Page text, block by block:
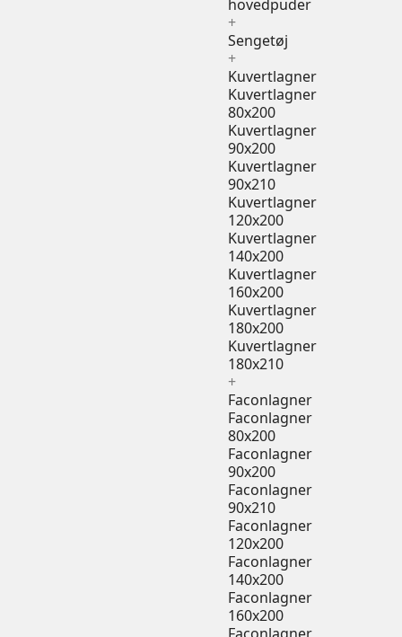
hovedpuder
+
Sengetøj
+
Kuvertlagner
Kuvertlagner
80x200
Kuvertlagner
90x200
Kuvertlagner
90x210
Kuvertlagner
120x200
Kuvertlagner
140x200
Kuvertlagner
160x200
Kuvertlagner
180x200
Kuvertlagner
180x210
+
Faconlagner
Faconlagner
80x200
Faconlagner
90x200
Faconlagner
90x210
Faconlagner
120x200
Faconlagner
140x200
Faconlagner
160x200